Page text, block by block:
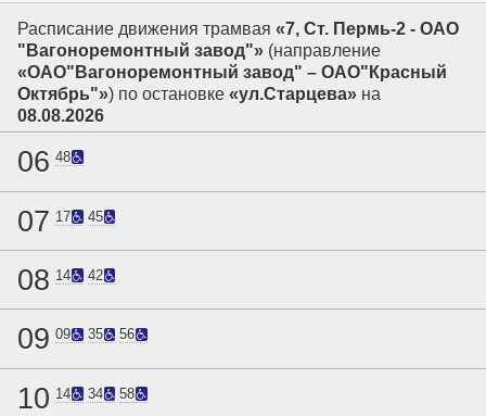
Расписание движения трамвая «7, Ст. Пермь-2 - ОАО
"Вагоноремонтный завод"» (направление
«ОАО"Вагоноремонтный завод" – ОАО"Красный
Октябрь"») по остановке «ул.Старцева» на
08.08.2026
06 48
07 17 45
08 14 42
09 09 35 56
10 14 34 58